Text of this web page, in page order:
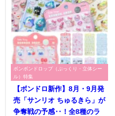
ボンボンドロップ（ぷっくり・立体シー
ル）特集
【ボンドロ新作】8月・9月発
売「サンリオ ちゅるきら」が
争奪戦の予感‥！全8種のラ